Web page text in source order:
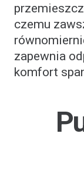
czemu
zapewnia
komfort